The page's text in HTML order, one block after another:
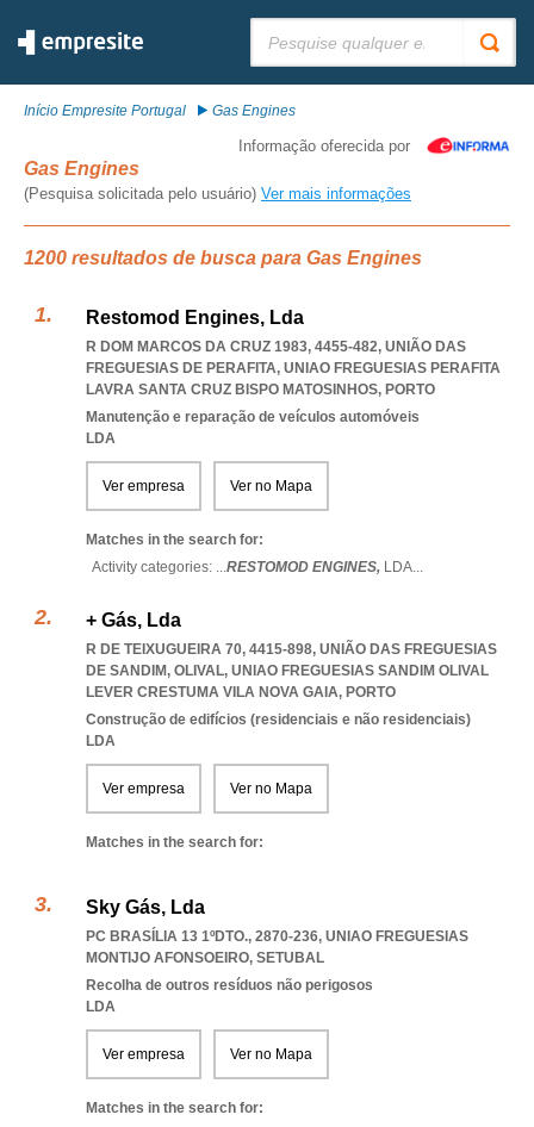
Início Empresite Portugal Gas Engines
Informação oferecida por
Gas Engines
(Pesquisa solicitada pelo usuário) Ver mais informações
1200 resultados de busca para Gas Engines
Restomod Engines, Lda
R DOM MARCOS DA CRUZ 1983, 4455-482, UNIÃO DAS
FREGUESIAS DE PERAFITA, UNIAO FREGUESIAS PERAFITA
LAVRA SANTA CRUZ BISPO MATOSINHOS, PORTO
Manutenção e reparação de veículos automóveis
LDA
Ver empresa Ver no Mapa
Matches in the search for:
Activity categories: ...RESTOMOD ENGINES, LDA...
+ Gás, Lda
R DE TEIXUGUEIRA 70, 4415-898, UNIÃO DAS FREGUESIAS
DE SANDIM, OLIVAL, UNIAO FREGUESIAS SANDIM OLIVAL
LEVER CRESTUMA VILA NOVA GAIA, PORTO
Construção de edifícios (residenciais e não residenciais)
LDA
Ver empresa Ver no Mapa
Matches in the search for:
Sky Gás, Lda
PC BRASÍLIA 13 1ºDTO., 2870-236, UNIAO FREGUESIAS
MONTIJO AFONSOEIRO, SETUBAL
Recolha de outros resíduos não perigosos
LDA
Ver empresa Ver no Mapa
Matches in the search for: